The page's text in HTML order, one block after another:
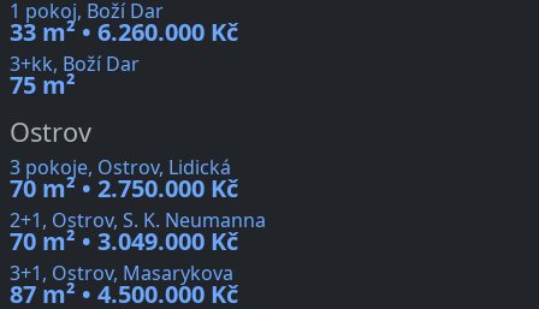
1 pokoj, Boží Dar
33 m² • 6.260.000 Kč
3+kk, Boží Dar
75 m²
Ostrov
3 pokoje, Ostrov, Lidická
70 m² • 2.750.000 Kč
2+1, Ostrov, S. K. Neumanna
70 m² • 3.049.000 Kč
3+1, Ostrov, Masarykova
87 m² • 4.500.000 Kč